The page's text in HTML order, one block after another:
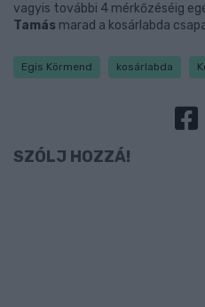
vagyis további 4 mérkőzéséig
Tamás marad a kosárlabda
Egis Körmend kosárlabda
SZÓLJ HOZZÁ!